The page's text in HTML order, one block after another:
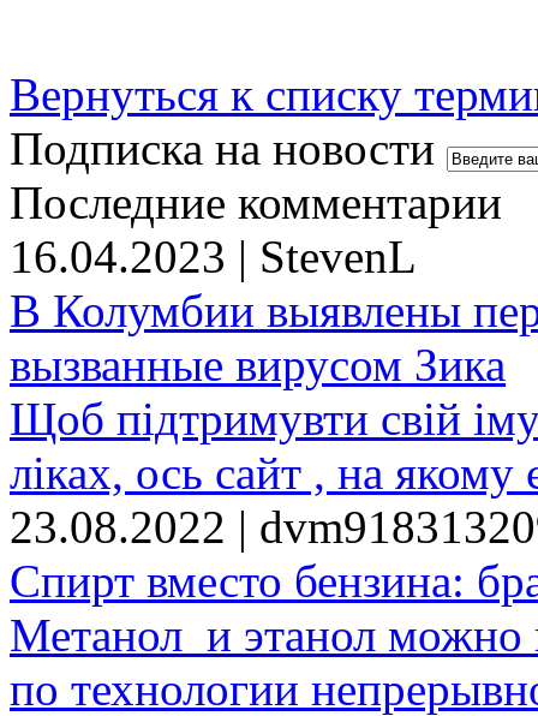
Вернуться к списку
Подписка на новости
Последние комментарии
16.04.2023 | StevenL
В Колумбии выявлены
вызванные вирусом Зика
Щоб підтримувти свій
ліках, ось сайт , на якому
23.08.2022 |
Спирт вместо бензина:
Метанол и этанол можно
по технологии